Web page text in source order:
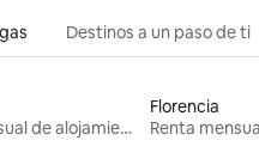
Destinos a un paso de ti
Renta mensual de alojamientos
Florencia